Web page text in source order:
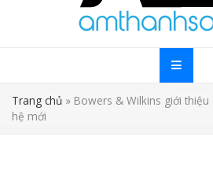
Trang chủ » Bowers & Wilkins giới
hệ mới